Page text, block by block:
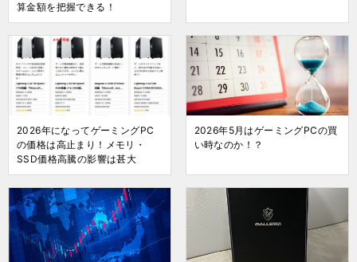
算金額を把握できる！
2026年になってゲーミングPC
の価格は高止まり！メモリ・
SSD価格高騰の影響は甚大
2026年5月はゲーミングPCの買
い時なのか！？